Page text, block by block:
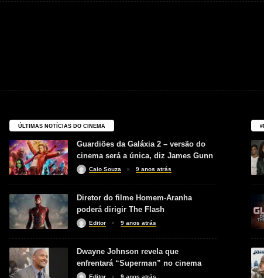
ÚLTIMAS NOTÍCIAS DO CINEMA
Guardiões da Galáxia 2 – versão do
cinema será a única, diz James Gunn
Caio Souza 9 anos atrás
Diretor do filme Homem-Aranha
poderá dirigir The Flash
Editor 9 anos atrás
Dwayne Johnson revela que
enfrentará “Superman” no cinema
Editor 9 anos atrás